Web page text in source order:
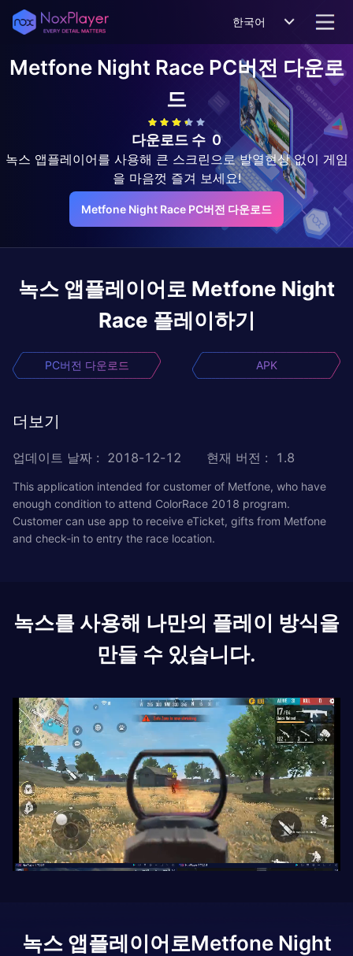
한국어
Metfone Night RacePC버전 다운로
드
다운로드 수 0
녹스 앱플레이어를 사용해 큰 스크린으로 발열현상 없이 게임
을 마음껏 즐겨 보세요!
Metfone Night Race PC버전 다운로드
녹스 앱플레이어로 Metfone Night
Race 플레이하기
PC버전 다운로드 APK
더보기
업데이트 날짜 : 2018-12-12 현재 버전 : 1.8
This application intended for customer of Metfone, who have
enough condition to attend ColorRace 2018 program.
Customer can use app to receive eTicket, gifts from Metfone
and check-in to entry the race location.
녹스를 사용해 나만의 플레이 방식을
만들 수 있습니다.
녹스 앱플레이어로Metfone Night